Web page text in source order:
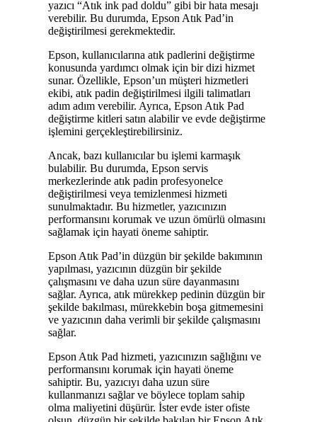
yazıcı “Atık ink pad doldu” gibi bir hata mesajı
verebilir. Bu durumda, Epson Atık Pad’in
değiştirilmesi gerekmektedir.
Epson, kullanıcılarına atık padlerini değiştirme
konusunda yardımcı olmak için bir dizi hizmet
sunar. Özellikle, Epson’un müşteri hizmetleri
ekibi, atık padin değiştirilmesi ilgili talimatları
adım adım verebilir. Ayrıca, Epson Atık Pad
değiştirme kitleri satın alabilir ve evde değiştirme
işlemini gerçekleştirebilirsiniz.
Ancak, bazı kullanıcılar bu işlemi karmaşık
bulabilir. Bu durumda, Epson servis
merkezlerinde atık padin profesyonelce
değiştirilmesi veya temizlenmesi hizmeti
sunulmaktadır. Bu hizmetler, yazıcınızın
performansını korumak ve uzun ömürlü olmasını
sağlamak için hayati öneme sahiptir.
Epson Atık Pad’in düzgün bir şekilde bakımının
yapılması, yazıcının düzgün bir şekilde
çalışmasını ve daha uzun süre dayanmasını
sağlar. Ayrıca, atık mürekkep pedinin düzgün bir
şekilde bakılması, mürekkebin boşa gitmemesini
ve yazıcının daha verimli bir şekilde çalışmasını
sağlar.
Epson Atık Pad hizmeti, yazıcınızın sağlığını ve
performansını korumak için hayati öneme
sahiptir. Bu, yazıcıyı daha uzun süre
kullanmanızı sağlar ve böylece toplam sahip
olma maliyetini düşürür. İster evde ister ofiste